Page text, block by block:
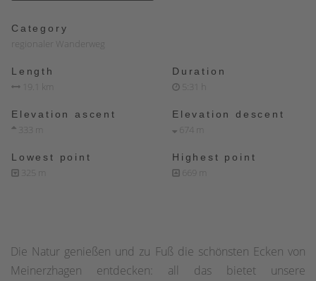
Category
regionaler Wanderweg
Length
19.1 km
Duration
5:31 h
Elevation ascent
333 m
Elevation descent
674 m
Lowest point
325 m
Highest point
669 m
Die Natur genießen und zu Fuß die schönsten Ecken von
Meinerzhagen entdecken: all das bietet unsere